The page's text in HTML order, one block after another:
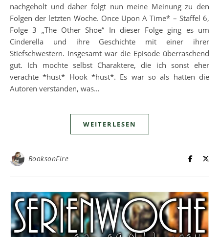
nachgeholt und daher folgt nun meine Meinung zu den
Folgen der letzten Woche. Once Upon A Time* – Staffel 6,
Folge 3 „The Other Shoe“ In dieser Folge ging es um
Cinderella und ihre Geschichte mit einer ihrer
Stiefschwestern. Insgesamt war die Episode überraschend
gut. Ich mochte selbst Charaktere, die ich sonst eher
verachte *hust* Hook *hust*. Es war so als hätten die
Autoren verstanden, was…
WEITERLESEN
BooksonFire